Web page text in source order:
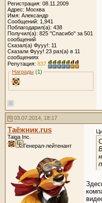
Регистрация: 08.11.2009
Адрес: Москва
Имя: Александр
Сообщений: 1,941
Поблагодарил(а): 438
Получил(а): 825 "Спасибо" за 501
сообщений
Сказал(а) Фууу!: 11
Сказали Фууу! 23 раз(а) в 11
сообщениях
Репутация: 837
Награды (1)
03.07.2014, 18:17
Таёжник.rus
Taiga Inc.
Генерал-лейтенант